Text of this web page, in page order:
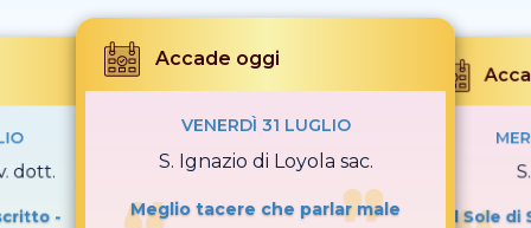
dott.
-
Accade oggi
VENERDÌ 31 LUGLIO
S. Ignazio di Loyola sac.
Meglio tacere che parlar male Il Sole di